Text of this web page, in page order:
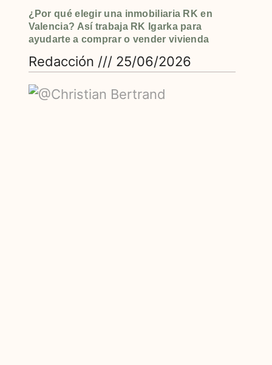
¿Por qué elegir una inmobiliaria RK en
Valencia? Así trabaja RK Igarka para
ayudarte a comprar o vender vivienda
Redacción 25/06/2026